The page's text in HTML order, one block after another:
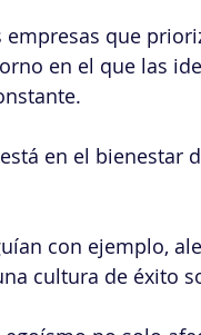
empresas que
en el que las
en el bienestar
con ejemplo,
cultura de éxito